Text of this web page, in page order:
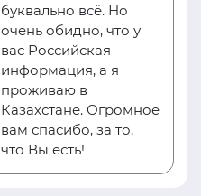
буквально всё. Но
очень обидно, что у
вас Российская
информация, а я
проживаю в
Казахстане. Огромное
вам спасибо, за то,
что Вы есть!